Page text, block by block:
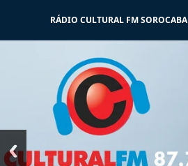
RÁDIO CULTURAL FM SOROCABA